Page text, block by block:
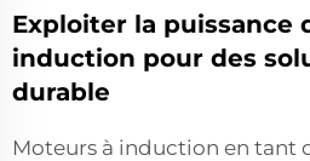
Exploiter la puissance
induction pour des
durable
Moteurs à induction en tant